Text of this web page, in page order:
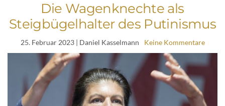
Die Wagenknechte als
Steigbügelhalter des Putinismus
25. Februar 2023| Daniel Kasselmann Keine Kommentare